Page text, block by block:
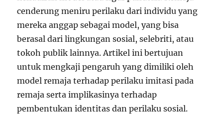
cenderung meniru perilaku dari individu yang
mereka anggap sebagai model, yang bisa
berasal dari lingkungan sosial, selebriti, atau
tokoh publik lainnya. Artikel ini bertujuan
untuk mengkaji pengaruh yang dimiliki oleh
model remaja terhadap perilaku imitasi pada
remaja serta implikasinya terhadap
pembentukan identitas dan perilaku sosial.